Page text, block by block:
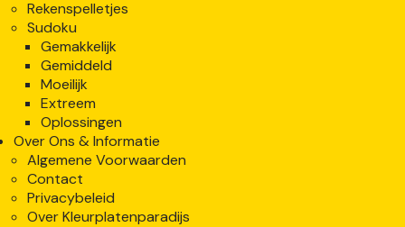
Rekenspelletjes
Sudoku
Gemakkelijk
Gemiddeld
Moeilijk
Extreem
Oplossingen
Over Ons & Informatie
Algemene Voorwaarden
Contact
Privacybeleid
Over Kleurplatenparadijs